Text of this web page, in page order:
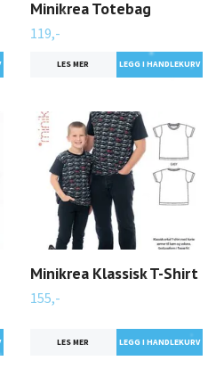
Minikrea Totebag
119,-
LES MER
Minikrea Klassisk T-Shirt
155,-
LES MER